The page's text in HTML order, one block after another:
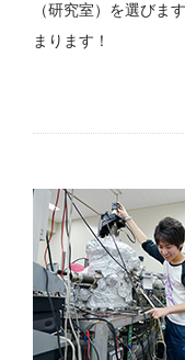
（研究室）を選びま
まります！